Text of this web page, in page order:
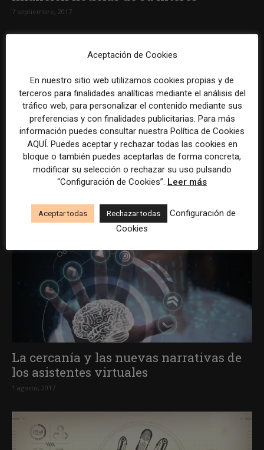
7 septiembre, 2017
La batalla digital para mantener a los
lectores de los medios...
La cercanía y las nuevas narrativas de
los asistentes virtuales
1 agosto, 2017
Aceptación de Cookies
En nuestro sitio web utilizamos cookies propias y de
terceros para finalidades analíticas mediante el análisis del
tráfico web, para personalizar el contenido mediante sus
preferencias y con finalidades publicitarias. Para más
información puedes consultar nuestra Política de Cookies
AQUÍ. Puedes aceptar y rechazar todas las cookies en
bloque o también puedes aceptarlas de forma concreta,
modificar su selección o rechazar su uso pulsando
“Configuración de Cookies”. Leer más
Aceptar todas Rechazar todas
Configuración de
Cookies